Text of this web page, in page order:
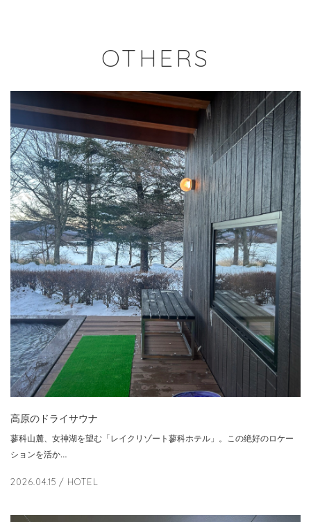
OTHERS
高原のドライサウナ
蓼科山麓、女神湖を望む「レイクリゾート蓼科ホテル」。この絶好のロケー
ションを活か…
2026.04.15 / HOTEL